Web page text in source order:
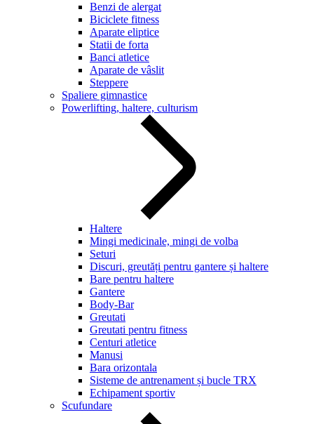
Benzi de alergat
Biciclete fitness
Aparate eliptice
Statii de forta
Banci atletice
Aparate de vâslit
Steppere
Spaliere gimnastice
Powerlifting, haltere, culturism
Haltere
Mingi medicinale, mingi de volba
Seturi
Discuri, greutăți pentru gantere și haltere
Bare pentru haltere
Gantere
Body-Bar
Greutati
Greutati pentru fitness
Centuri atletice
Manusi
Bara orizontala
Sisteme de antrenament și bucle TRX
Echipament sportiv
Scufundare